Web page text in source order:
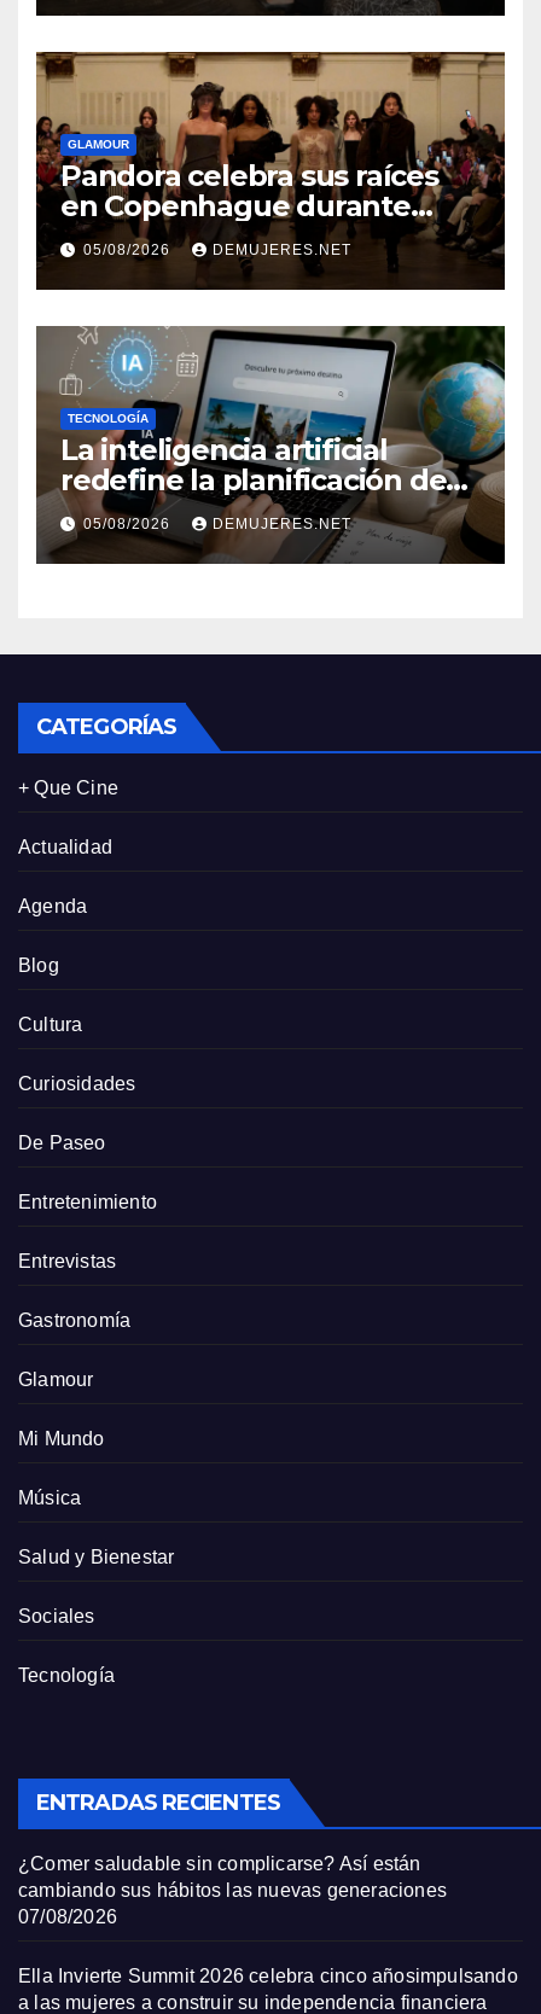
independencia financiera
GLAMOUR
Pandora celebra sus raíces
en Copenhague durante
Copenhagen Fashion Week a
través de alianzas creativas
05/08/2026 DEMUJERES.NET
TECNOLOGÍA
La inteligencia artificial
redefine la planificación de
viajes: Los huéspedes
centran sus decisiones y
expectativas enfocándose en
05/08/2026 DEMUJERES.NET
CATEGORÍAS
+ Que Cine
Actualidad
Agenda
Blog
Cultura
Curiosidades
De Paseo
Entretenimiento
Entrevistas
Gastronomía
Glamour
Mi Mundo
Música
Salud y Bienestar
Sociales
Tecnología
ENTRADAS RECIENTES
¿Comer saludable sin complicarse? Así están
cambiando sus hábitos las nuevas generaciones
07/08/2026
Ella Invierte Summit 2026 celebra cinco añosimpulsando
a las mujeres a construir su independencia financiera